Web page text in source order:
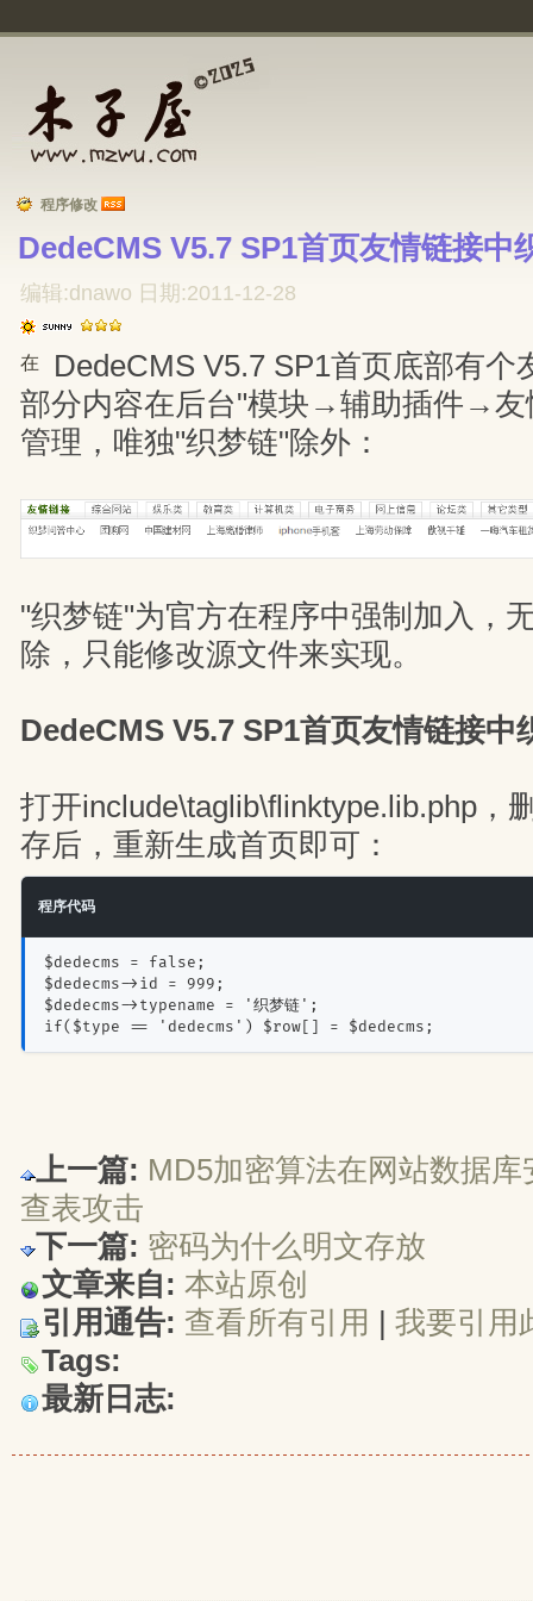
程序修改
DedeCMS V5.7 SP1首页友情链接中
编辑:dnawo 日期:2011-12-28
在
DedeCMS V5.7 SP1首页底部有个
部分内容在后台"模块→辅助插件→友
管理，唯独"织梦链"除外：
"织梦链"为官方在程序中强制加入，
除，只能修改源文件来实现。
DedeCMS V5.7 SP1首页友情链接中
打开include\taglib\flinktype.lib.php，
存后，重新生成首页即可：
程序代码
$dedecms = false;
$dedecms->id = 999;
$dedecms->typename = '织梦链';
if($type == 'dedecms') $row[] = $dedecms;
上一篇: MD5加密算法在网站数据
查表攻击
下一篇: 密码为什么明文存放
文章来自: 本站原创
引用通告: 查看所有引用 | 我要引用
Tags:
最新日志: